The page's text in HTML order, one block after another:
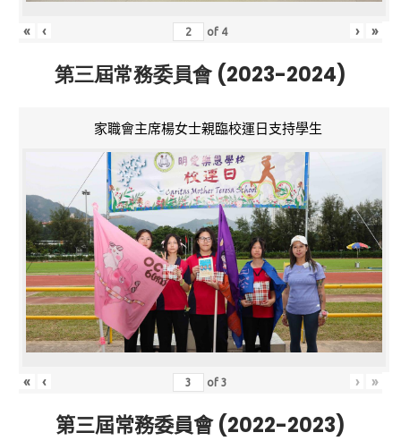
« ‹ of 4 › »
第三屆常務委員會 (2023-2024)
家職會主席楊女士親臨校運日支持學生
« ‹ of3 › »
第三屆常務委員會 (2022-2023)